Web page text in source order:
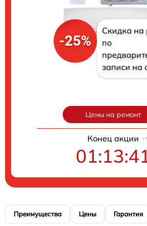
-25%
Скидка на
по
записи на
Цены на ремонт
Конец акции
Преимущества Цены Гарантия